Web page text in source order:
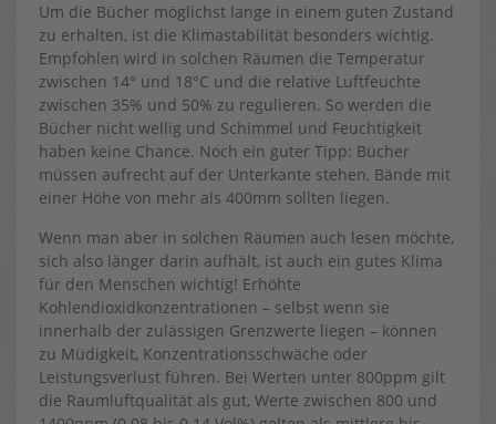
Um die Bücher möglichst lange in einem guten Zustand
zu erhalten, ist die Klimastabilität besonders wichtig.
Empfohlen wird in solchen Räumen die Temperatur
zwischen 14° und 18°C und die relative Luftfeuchte
zwischen 35% und 50% zu regulieren. So werden die
Bücher nicht wellig und Schimmel und Feuchtigkeit
haben keine Chance. Noch ein guter Tipp: Bücher
müssen aufrecht auf der Unterkante stehen, Bände mit
einer Höhe von mehr als 400mm sollten liegen.
Wenn man aber in solchen Räumen auch lesen möchte,
sich also länger darin aufhält, ist auch ein gutes Klima
für den Menschen wichtig! Erhöhte
Kohlendioxidkonzentrationen – selbst wenn sie
innerhalb der zulässigen Grenzwerte liegen – können
zu Müdigkeit, Konzentrationsschwäche oder
Leistungsverlust führen. Bei Werten unter 800ppm gilt
die Raumluftqualität als gut, Werte zwischen 800 und